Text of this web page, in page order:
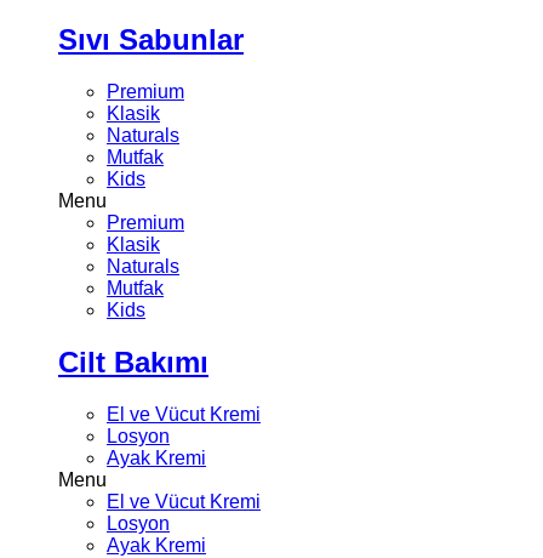
Sıvı Sabunlar
Premium
Klasik
Naturals
Mutfak
Kids
Menu
Premium
Klasik
Naturals
Mutfak
Kids
Cilt Bakımı
El ve Vücut Kremi
Losyon
Ayak Kremi
Menu
El ve Vücut Kremi
Losyon
Ayak Kremi